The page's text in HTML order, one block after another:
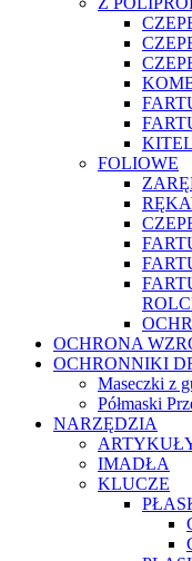
FOLIOWE
OCHRONA
OCHRONNIKI
Maseczki z
Półmaski
NARZĘDZIA
IMADŁA
KLUCZE